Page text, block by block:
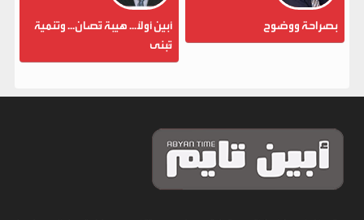
بصراحة ووضوح
أبين أولاً... هيبة تُصان... وتنمية
تُبنى